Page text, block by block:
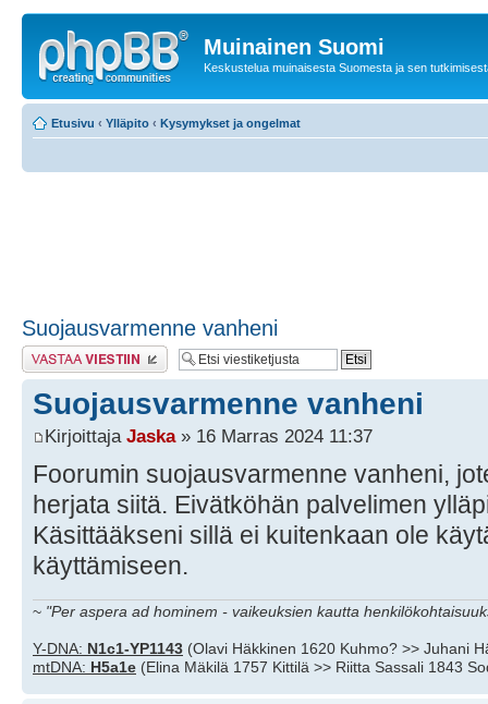
Muinainen Suomi
Keskustelua muinaisesta Suomesta ja sen
Etusivu ‹ Ylläpito ‹ Kysymykset ja ongelmat
Suojausvarmenne vanheni
Lähetä vastaus
Suojausvarmenne vanheni
Kirjoittaja Jaska» 16 Marras 2024 11:37
Foorumin suojausvarmenne vanheni,
herjata siitä. Eivätköhän palvelimen
Käsittääkseni sillä ei kuitenkaan ole
käyttämiseen.
~ "Per aspera ad hominem - vaikeuksien kautta
Y-DNA: N1c1-YP1143 (Olavi Häkkinen 1620 Kuhmo? >> Juhani
mtDNA: H5a1e (Elina Mäkilä 1757 Kittilä >> Riitta Sassali 1843